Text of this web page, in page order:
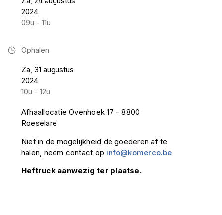
2024
09u - 11u
Ophalen
Za, 31 augustus
2024
10u - 12u
Afhaallocatie Ovenhoek 17 - 8800
Roeselare
Niet in de mogelijkheid de goederen af te
halen, neem contact op info@komerco.be
Heftruck aanwezig ter plaatse.